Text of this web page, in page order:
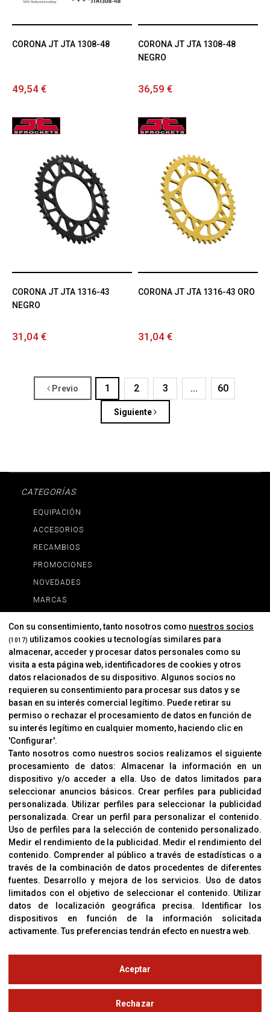
CORONA JT JTA 1308-48
49,54 €
CORONA JT JTA 1308-48
NEGRO
36,59 €
CORONA JT JTA 1316-43
NEGRO
31,04 €
CORONA JT JTA 1316-43 ORO
31,04 €
Previo 1 2 3 ... 60
Siguiente
CATEGORÍAS
EQUIPACIÓN
ACCESORIOS
RECAMBIOS
PROMOCIONES
NOVEDADES
MARCAS
INFORMACIÓN
Contacto
Cambios Y Devoluciones
CORVER
Aviso Legal
Sobre Nosotros
Cookies
Política De Privacidad
OFICINAS
C/ Coneixement 5, 08850
CONTACTO
T. (+34) 93 638 38 60
Email: corver@corver.es
© Copyright 2019
Con su consentimiento, tanto nosotros como nuestros socios
(1017) utilizamos cookies u tecnologías similares para
almacenar, acceder y procesar datos personales como su
visita a esta página web, identificadores de cookies y otros
datos relacionados de su dispositivo. Algunos socios no
requieren su consentimiento para procesar sus datos y se
basan en su interés comercial legítimo. Puede retirar su
permiso o rechazar el procesamiento de datos en función de
su interés legítimo en cualquier momento, haciendo clic en
'Configurar'.
Tanto nosotros como nuestros socios realizamos el siguiente
procesamiento de datos: Almacenar la información en un
dispositivo y/o acceder a ella. Uso de datos limitados para
seleccionar anuncios básicos. Crear perfiles para publicidad
personalizada. Utilizar perfiles para seleccionar la publicidad
personalizada. Crear un perfil para personalizar el contenido.
Uso de perfiles para la selección de contenido personalizado.
Medir el rendimiento de la publicidad . Medir el rendimiento del
contenido. Comprender al público a través de estadísticas o a
través de la combinación de datos procedentes de diferentes
fuentes. Desarrollo y mejora de los servicios. Uso de datos
limitados con el objetivo de seleccionar el contenido. Utilizar
datos de localización geográfica precisa.
Identificar los
dispositivos en función de la información solicitada
activamente.Tus preferencias tendrán efecto en nuestra web.
Rechazar
Aceptar